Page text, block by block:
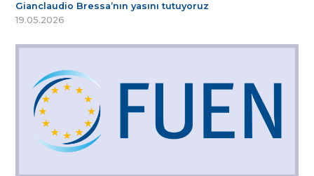
Gianclaudio Bressa’nın yasını tutuyoruz
19.05.2026